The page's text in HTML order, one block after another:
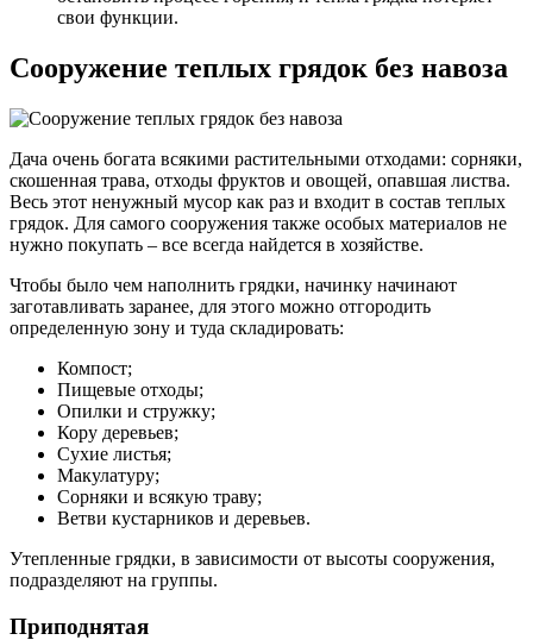
свои функции.
Сооружение теплых грядок без навоза
Дача очень богата всякими растительными отходами: сорняки,
скошенная трава, отходы фруктов и овощей, опавшая листва.
Весь этот ненужный мусор как раз и входит в состав теплых
грядок. Для самого сооружения также особых материалов не
нужно покупать – все всегда найдется в хозяйстве.
Чтобы было чем наполнить грядки, начинку начинают
заготавливать заранее, для этого можно отгородить
определенную зону и туда складировать:
Компост;
Пищевые отходы;
Опилки и стружку;
Кору деревьев;
Сухие листья;
Макулатуру;
Сорняки и всякую траву;
Ветви кустарников и деревьев.
Утепленные грядки, в зависимости от высоты сооружения,
подразделяют на группы.
Приподнятая